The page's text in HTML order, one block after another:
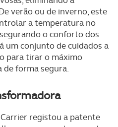
verão ou de inverno, este
a temperatura no
o conforto dos
um conjunto de cuidados a
para tirar o máximo
forma segura.
registou a patente